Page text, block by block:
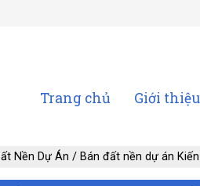
Trang chủ Giới thiệu
Nền Dự Án / Bán đất nền dự án